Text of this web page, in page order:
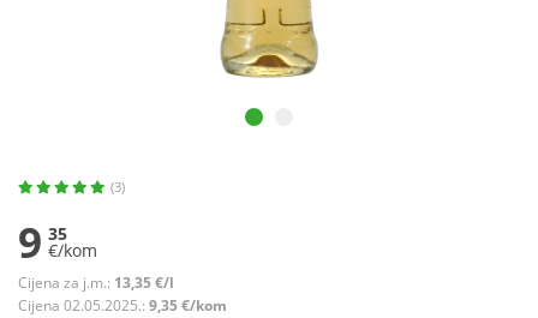
(3)
9 35
€/kom
Cijena za j.m.: 13,35 €/l
Cijena 02.05.2025.: 9,35 €/kom